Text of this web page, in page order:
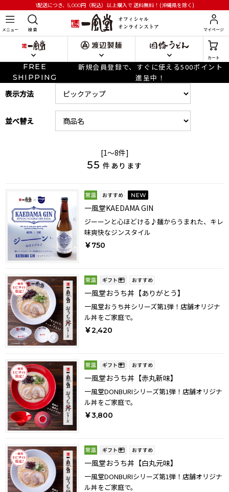
1配送につき、5,000円 （税込）以上購入で送料無料！(沖縄県を除く)
メニュー 検 索 マイページ
カート
FREE
SHIPPING
新規会員登録で、すぐに使える500ポイント
進呈中！
表示方法
並べ替え
[1～8件]
55 件あります
一風堂KAEDAMA GIN
ジーーンと心ほどける♪麺からうまれた、キレ
味爽快なジンスタイル
￥750
一風堂おうち丼【ありがとう】
一風堂おうち丼シリーズ第1弾！店舗オリジナ
ル丼をご家庭で。
￥2,420
一風堂おうち丼【赤丸新味】
一風堂DONBURIシリーズ第1弾！店舗オリジナ
ル丼をご家庭で。
￥3,800
一風堂おうち丼【白丸元味】
一風堂DONBURIシリーズ第1弾！店舗オリジナ
ル丼をご家庭で。